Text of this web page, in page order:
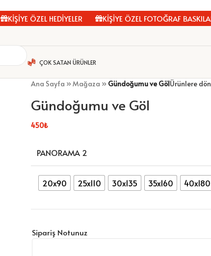
KİŞİYE ÖZEL HEDİYELER KİŞİYE ÖZEL FOTOĞRAF BASKILARI
ÇOK SATAN ÜRÜNLER
Ana Sayfa »Mağaza » Gündoğumu ve GölÜrünlere dön
Gündoğumu ve Göl
450₺
PANORAMA 2
20x90 25x110 30x135 35x160 40x180
Sipariş Notunuz